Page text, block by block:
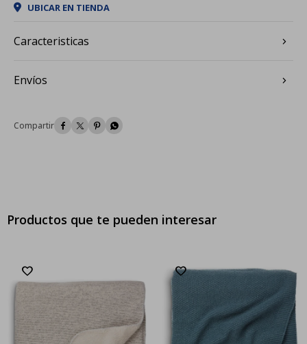
UBICAR EN TIENDA
Caracteristicas
Envíos
   
Productos que te pueden interesar